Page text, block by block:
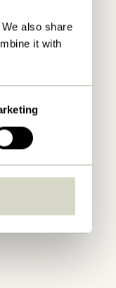
also share
it with